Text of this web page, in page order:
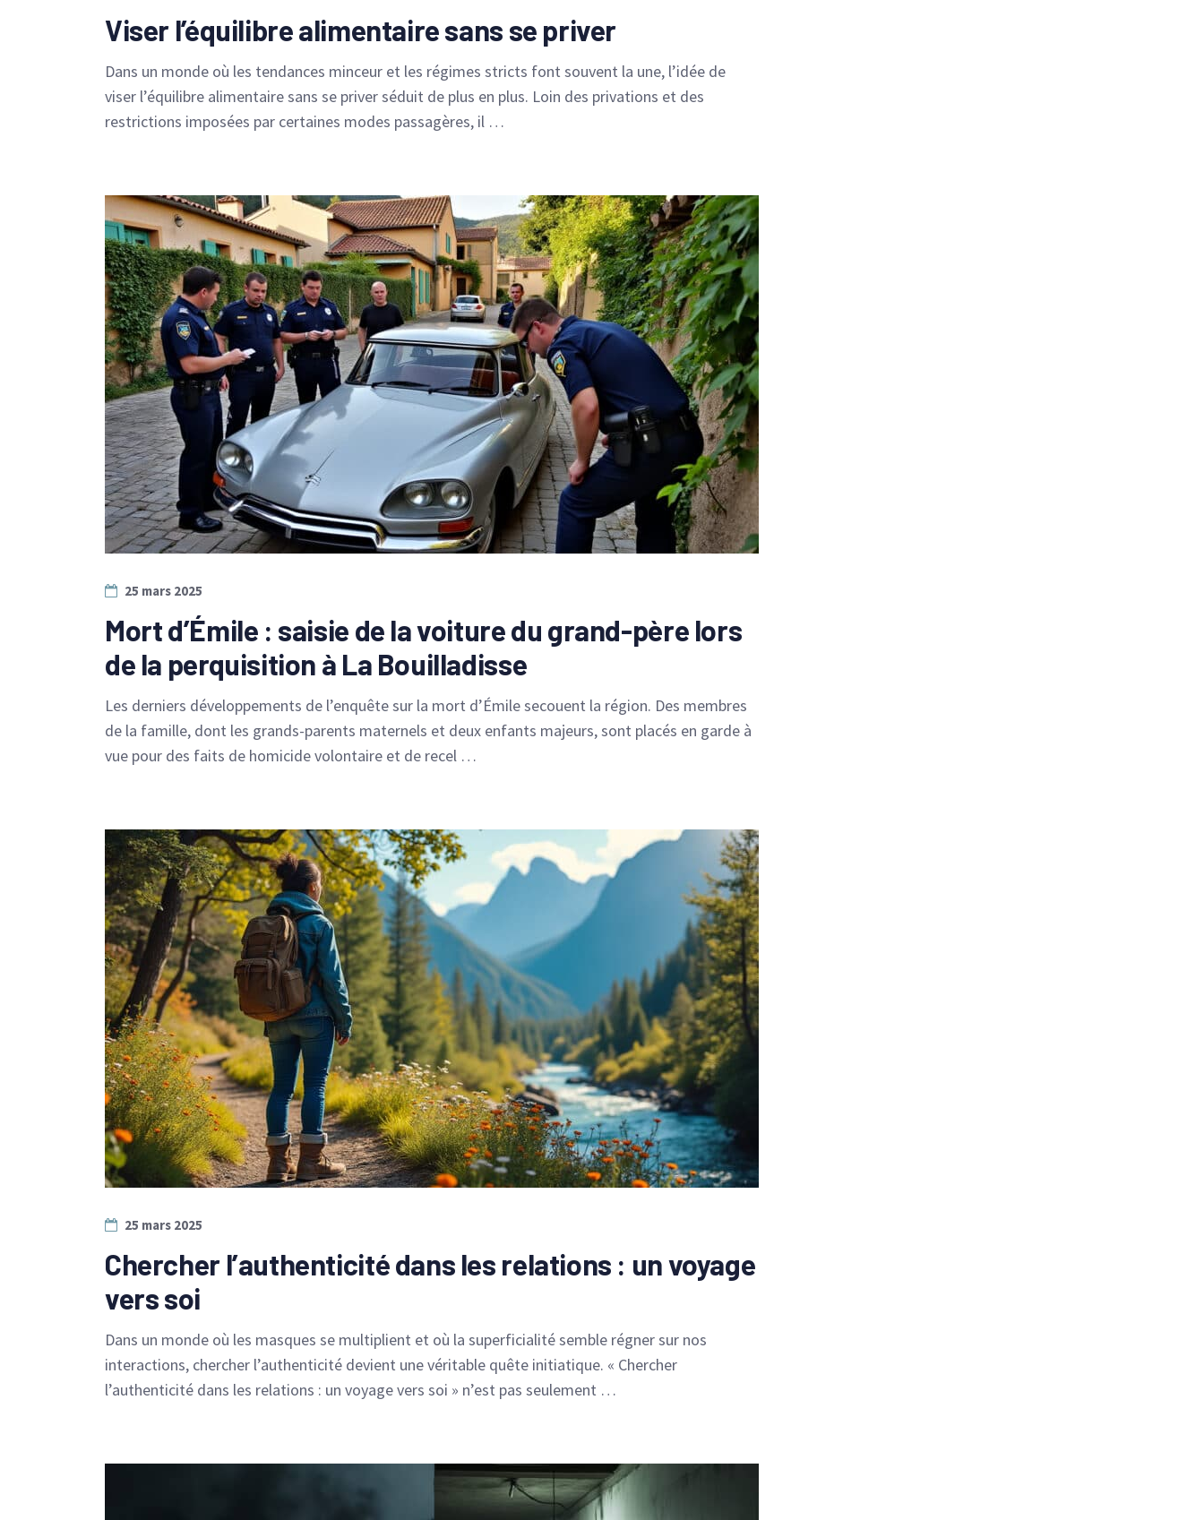
Viser l’équilibre alimentaire sans se priver
Dans un monde où les tendances minceur et les régimes stricts font souvent la une, l’idée de
viser l’équilibre alimentaire sans se priver séduit de plus en plus. Loin des privations et des
restrictions imposées par certaines modes passagères, il …
25 mars 2025
Mort d’Émile : saisie de la voiture du grand-père lors
de la perquisition à La Bouilladisse
Les derniers développements de l’enquête sur la mort d’Émile secouent la région. Des membres
de la famille, dont les grands-parents maternels et deux enfants majeurs, sont placés en garde à
vue pour des faits de homicide volontaire et de recel …
25 mars 2025
Chercher l’authenticité dans les relations : un voyage
vers soi
Dans un monde où les masques se multiplient et où la superficialité semble régner sur nos
interactions, chercher l’authenticité devient une véritable quête initiatique. « Chercher
l’authenticité dans les relations : un voyage vers soi » n’est pas seulement …